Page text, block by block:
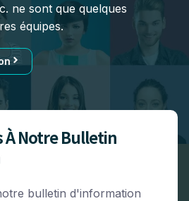
ne sont que quelques
équipes.
À Notre Bulletin
bulletin d'information